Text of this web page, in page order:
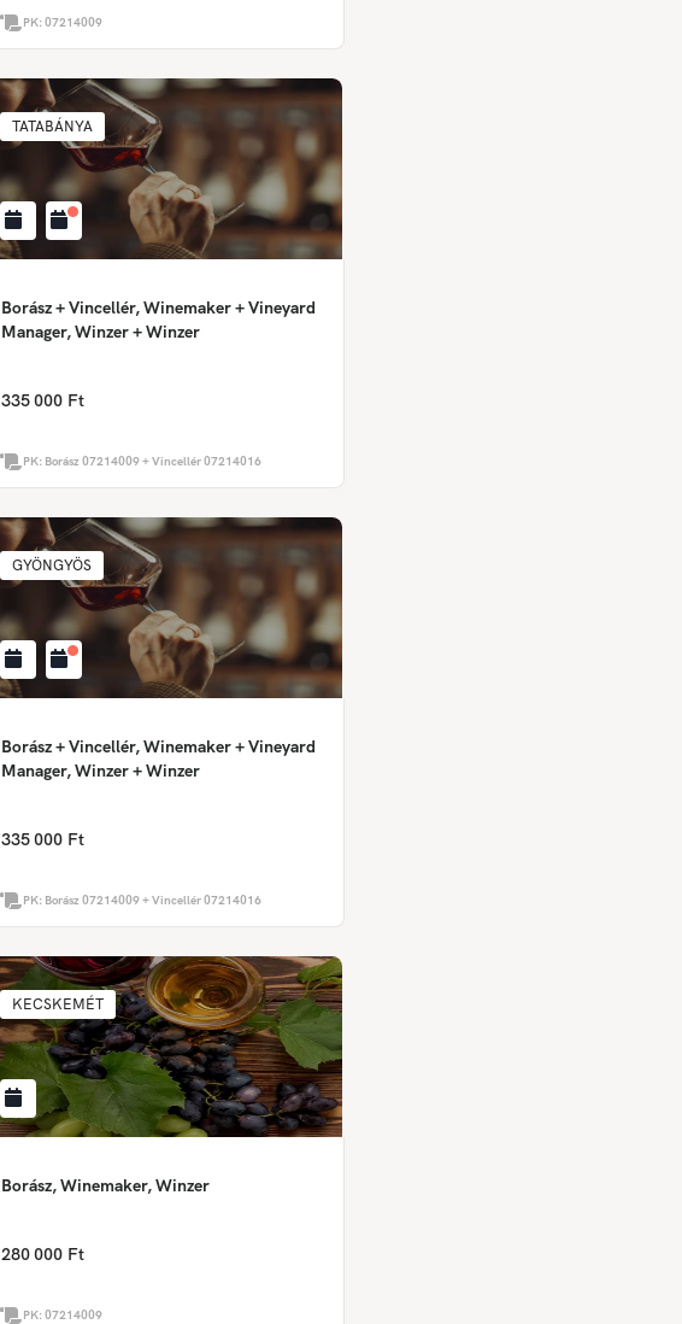
PK:07214009
TATABÁNYA
Borász + Vincellér, Winemaker + Vineyard
Manager, Winzer + Winzer
335 000 Ft
PK: Borász 07214009 + Vincellér 07214016
GYÖNGYÖS
Borász + Vincellér, Winemaker + Vineyard
Manager, Winzer + Winzer
335 000 Ft
PK: Borász 07214009 + Vincellér 07214016
KECSKEMÉT
Borász, Winemaker, Winzer
280 000 Ft
PK:07214009